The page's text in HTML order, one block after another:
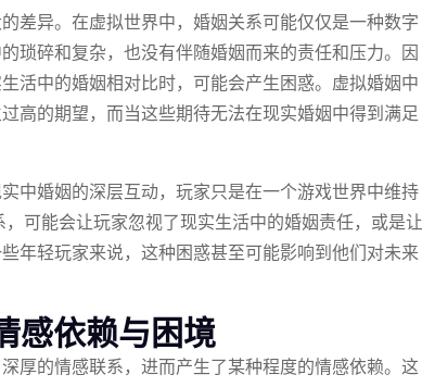
差异。在虚拟世界中，婚姻关系可能仅仅是一种数字
琐碎和复杂，也没有伴随婚姻而来的责任和压力。因
活中的婚姻相对比时，可能会产生困惑。虚拟婚姻中
高的期望，而当这些期待无法在现实婚姻中得到满足
中婚姻的深层互动，玩家只是在一个游戏世界中维持
，可能会让玩家忽视了现实生活中的婚姻责任，或是让
年轻玩家来说，这种困惑甚至可能影响到他们对未来
感依赖与困境
厚的情感联系，进而产生了某种程度的情感依赖。这